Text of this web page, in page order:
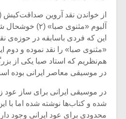
از خواندن نقد آروین صداقت‌کیش
آلبوم «مثنوی
این که فردی باسابقه در حوزه‌ی
«مثنوی صبا» را نقد نموده و دوم
هم‌نظریم که استاد صبا یکی از
در موسیقی معاصر ایرانی بوده
در موسیقی ایرانی برای ساز
شده و کتاب‌ها نوشته شده اما با
محدودی برای عود ایرانی وجود